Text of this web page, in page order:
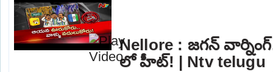
Nellore : జగన్
లో హీట్! | Ntv telugu